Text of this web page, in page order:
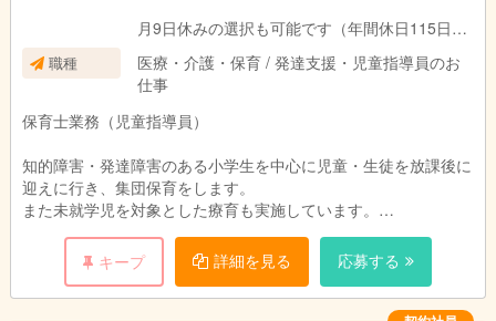
月9日休みの選択も可能です（年間休日115日）
※その場合は給与額が変わります
【就業時間】
9：30〜17：30
〈施設について〉
〈利用提供時間〉
児童発達支援 9:00～17:00
放課後等デイ 14:00～17:00(平日)
職種
医療・介護・保育 / 発達支援・児童指導員のお
仕事
保育士業務（児童指導員）
知的障害・発達障害のある小学生を中心に児童・生徒を放課後に
迎えに行き、集団保育をします。
また未就学児を対象とした療育も実施しています。
・利用者定員数：各10人／１日
・職員：8人（うち女性：7人）パート：3人
【療育内容】
キープ 詳細を見る 応募する